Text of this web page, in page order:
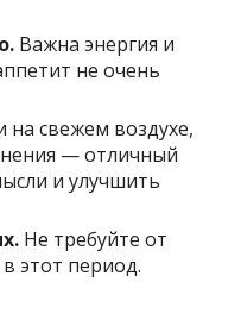
Важна энергия и
не очень
на свежем воздухе,
— отличный
и улучшить
Не требуйте от
этот период.